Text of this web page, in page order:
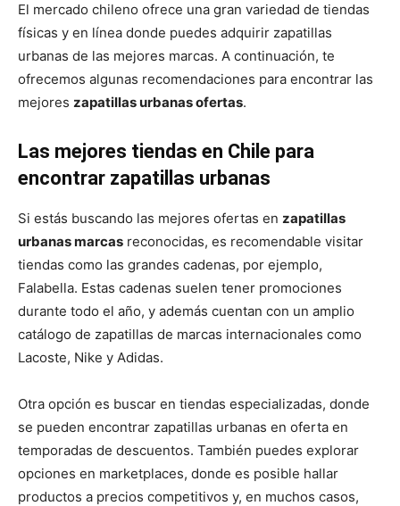
El mercado chileno ofrece una gran variedad de tiendas
físicas y en línea donde puedes adquirir zapatillas
urbanas de las mejores marcas. A continuación, te
ofrecemos algunas recomendaciones para encontrar las
mejores zapatillas urbanas ofertas.
Las mejores tiendas en Chile para
encontrar zapatillas urbanas
Si estás buscando las mejores ofertas en zapatillas
urbanas marcas reconocidas, es recomendable visitar
tiendas como las grandes cadenas, por ejemplo,
Falabella. Estas cadenas suelen tener promociones
durante todo el año, y además cuentan con un amplio
catálogo de zapatillas de marcas internacionales como
Lacoste, Nike y Adidas.
Otra opción es buscar en tiendas especializadas, donde
se pueden encontrar zapatillas urbanas en oferta en
temporadas de descuentos. También puedes explorar
opciones en marketplaces, donde es posible hallar
productos a precios competitivos y, en muchos casos,